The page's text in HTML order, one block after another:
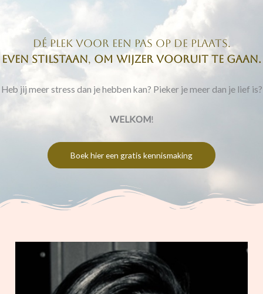
dé plek voor een pas op de plaats.
Even stilstaan, om wijzer vooruit te gaan.
Heb jij meer stress dan je hebben kan? Pieker je meer dan je lief is?
WELKOM!
Boek hier een gratis kennismaking